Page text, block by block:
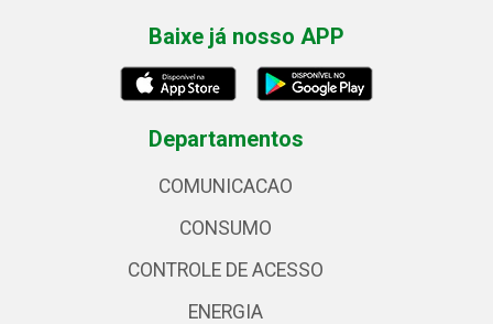
Baixe já nosso APP
Departamentos
COMUNICACAO
CONSUMO
CONTROLE DE ACESSO
ENERGIA